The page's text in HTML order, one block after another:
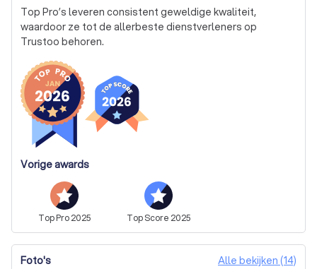
Heb je alleen interesse in een specifiek product? Ook dan
ben je bij AccuProfs aan het juiste adres. Of het nu gaat
om de aanschaf van een losse thuisbatterij, een laadpaal
oplossing voor jouw woning of bedrijf.
Van advies en installatie tot monitoring en onderhoud: wij
nemen het hele traject uit handen. Jij profiteert van
duurzame energie, zonder gedoe.
Top Pro’s leveren consistent geweldige kwaliteit,
waardoor ze tot de allerbeste dienstverleners op
Trustoo behoren.
Vorige awards
TopPro2025 TopScore 2025
Foto's Alle bekijken (14)